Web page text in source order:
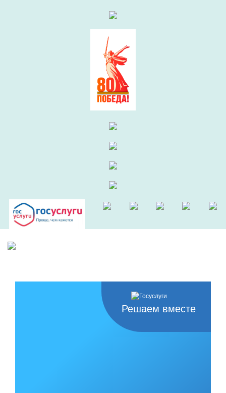
Решаем вместе